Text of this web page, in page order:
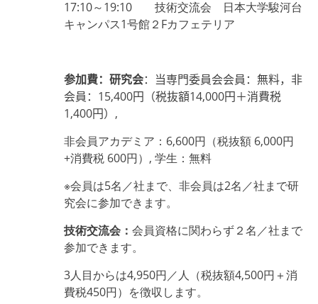
17:10～19:10 技術交流会 日本大学駿河台
キャンパス1号館２Fカフェテリア
参加費：研究会：当専門委員会会員：無料，非
会員： 15,400円（税抜額14,000円＋消費税
1,400円） ,
非会員アカデミア：6,600円（税抜額 6,000円
+消費税 600円）, 学生：無料
※会員は5名／社まで、非会員は2名／社まで研
究会に参加できます。
技術交流会： 会員資格に関わらず２名／社まで
参加できます。
3人目からは4,950円／人（税抜額4,500円＋消
費税450円）を徴収します。